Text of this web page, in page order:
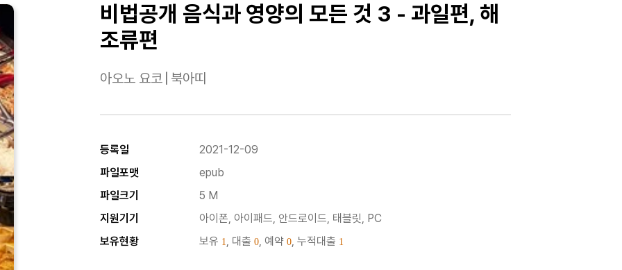
비법공개 음식과 영양의 모든 것 3 - 과일편, 해
조류편
아오노 요코 북아띠
등록일
2021-12-09
파일포맷
epub
파일크기
5 M
지원기기
아이폰, 아이패드, 안드로이드, 태블릿, PC
보유현황
보유 1, 대출 0, 예약 0, 누적대출 1